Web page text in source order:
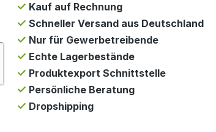
Kauf auf Rechnung
Schneller Versand aus Deutschland
Nur für Gewerbetreibende
Echte Lagerbestände
Produktexport Schnittstelle
Persönliche Beratung
Dropshipping